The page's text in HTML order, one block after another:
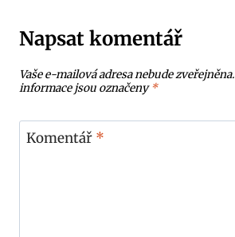
Napsat komentář
Vaše e-mailová adresa nebude zveřejněna.
informace jsou označeny*
Komentář *